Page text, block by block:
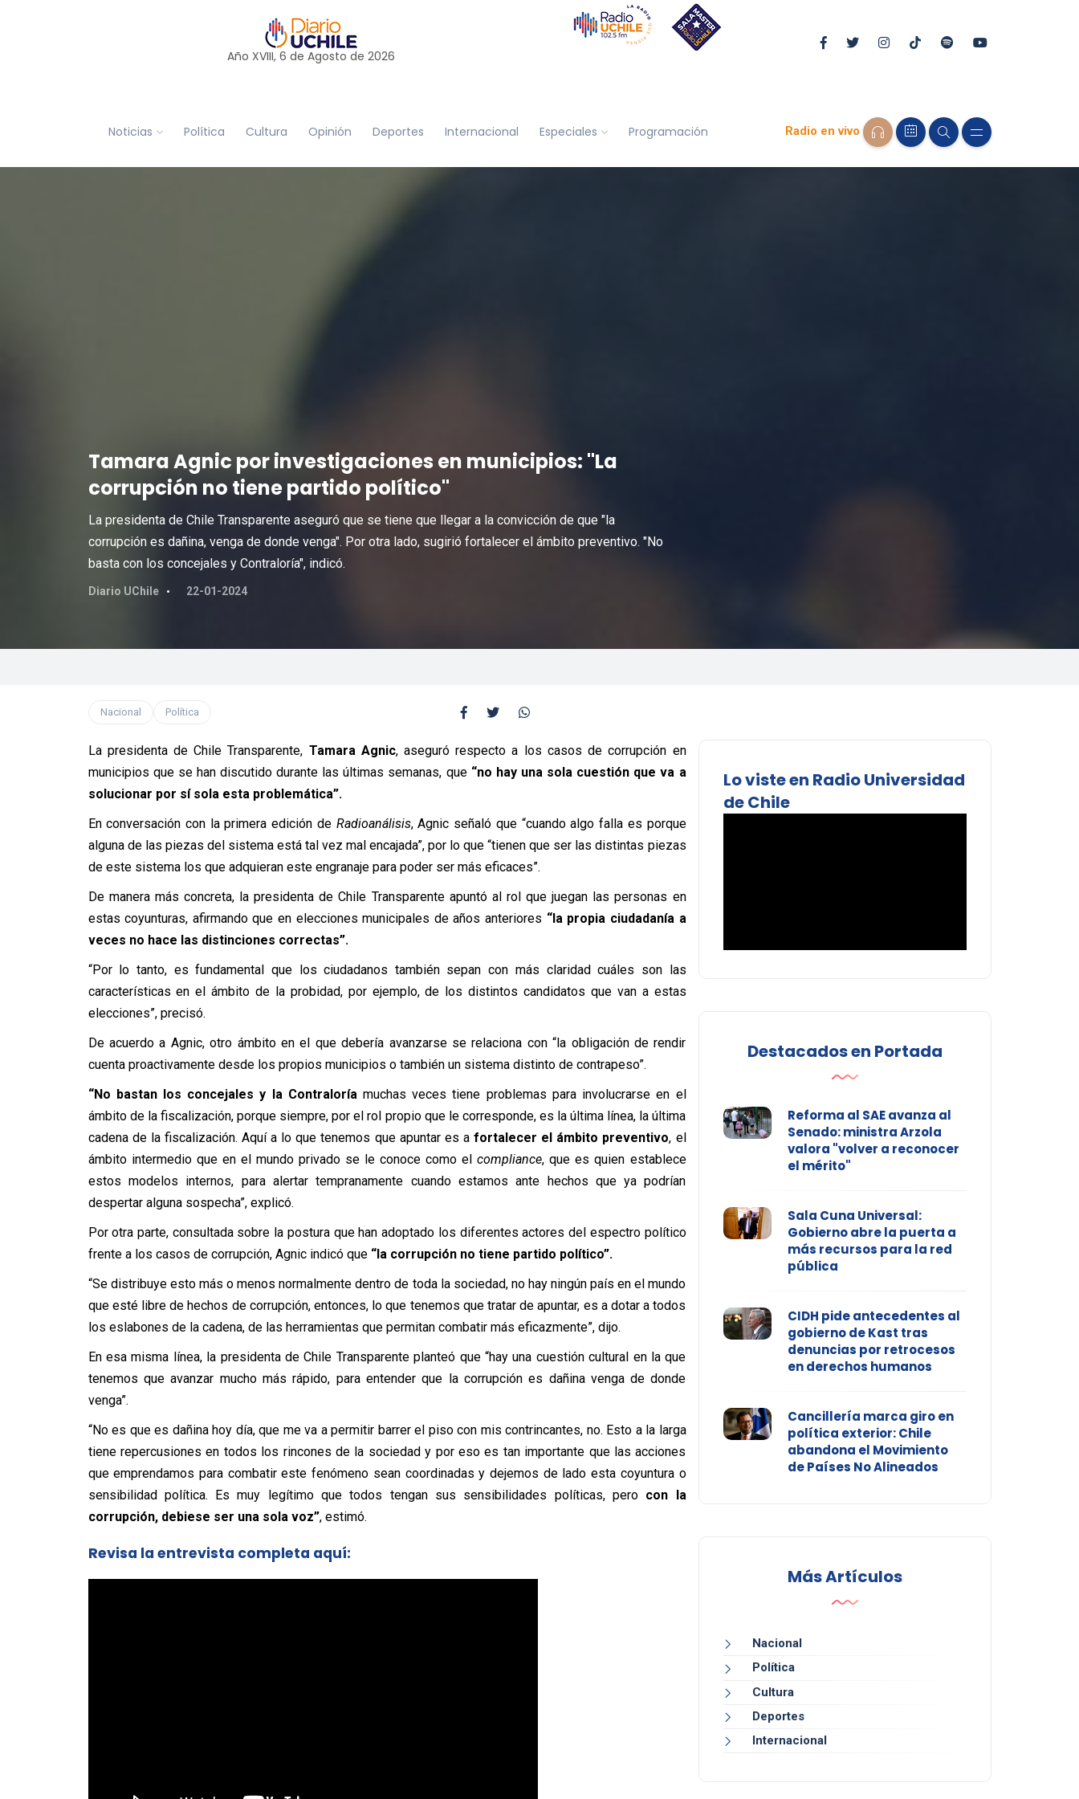
Año XVIII, 6 de Agosto de 2026
Noticias Política Cultura Opinión Deportes Internacional Especiales Programación Radio en vivo
Tamara Agnic por investigaciones en municipios: "La
corrupción no tiene partido político"
La presidenta de Chile Transparente aseguró que se tiene que llegar a la convicción de que "la
corrupción es dañina, venga de donde venga". Por otra lado, sugirió fortalecer el ámbito preventivo. "No
basta con los concejales y Contraloría", indicó.
Diario UChile 22-01-2024
Nacional Política
La presidenta de Chile Transparente, Tamara Agnic, aseguró respecto a los casos de corrupción en
municipios que se han discutido durante las últimas semanas, que “no hay una sola cuestión que va a
solucionar por sí sola esta problemática”.
En conversación con la primera edición de Radioanálisis, Agnic señaló que “cuando algo falla es porque
alguna de las piezas del sistema está tal vez mal encajada”, por lo que “tienen que ser las distintas piezas
de este sistema los que adquieran este engranaje para poder ser más eficaces”.
De manera más concreta, la presidenta de Chile Transparente apuntó al rol que juegan las personas en
estas coyunturas, afirmando que en elecciones municipales de años anteriores “la propia ciudadanía a
veces no hace las distinciones correctas”.
“Por lo tanto, es fundamental que los ciudadanos también sepan con más claridad cuáles son las
características en el ámbito de la probidad, por ejemplo, de los distintos candidatos que van a estas
elecciones”, precisó.
De acuerdo a Agnic, otro ámbito en el que debería avanzarse se relaciona con “la obligación de rendir
cuenta proactivamente desde los propios municipios o también un sistema distinto de contrapeso”.
“No bastan los concejales y la Contraloríamuchas veces tiene problemas para involucrarse en el
ámbito de la fiscalización, porque siempre, por el rol propio que le corresponde, es la última línea, la última
cadena de la fiscalización. Aquí a lo que tenemos que apuntar es afortalecer el ámbito preventivo, el
ámbito intermedio que en el mundo privado se le conoce como elcompliance, que es quien establece
estos modelos internos, para alertar tempranamente cuando estamos ante hechos que ya podrían
despertar alguna sospecha”, explicó.
Por otra parte, consultada sobre la postura que han adoptado los diferentes actores del espectro político
frente a los casos de corrupción, Agnic indicó que “la corrupción no tiene partido político”.
“Se distribuye esto más o menos normalmente dentro de toda la sociedad, no hay ningún país en el mundo
que esté libre de hechos de corrupción, entonces, lo que tenemos que tratar de apuntar, es a dotar a todos
los eslabones de la cadena, de las herramientas que permitan combatir más eficazmente”, dijo.
En esa misma línea, la presidenta de Chile Transparente planteó que “hay una cuestión cultural en la que
tenemos que avanzar mucho más rápido, para entender que la corrupción es dañina venga de donde
venga”.
“No es que es dañina hoy día, que me va a permitir barrer el piso con mis contrincantes, no. Esto a la larga
tiene repercusiones en todos los rincones de la sociedad y por eso es tan importante que las acciones
que emprendamos para combatir este fenómeno sean coordinadas y dejemos de lado esta coyuntura o
sensibilidad política. Es muy legítimo que todos tengan sus sensibilidades políticas, pero con la
corrupción, debiese ser una sola voz”, estimó.
Revisa la entrevista completa aquí:
Lo viste en Radio Universidad
de Chile
Destacados en Portada
Reforma al SAE avanza al
Senado: ministra Arzola
valora "volver a reconocer
el mérito"
Sala Cuna Universal:
Gobierno abre la puerta a
más recursos para la red
pública
CIDH pide antecedentes al
gobierno de Kast tras
denuncias por retrocesos
en derechos humanos
Cancillería marca giro en
política exterior: Chile
abandona el Movimiento
de Países No Alineados
Más Artículos
Nacional
Política
Cultura
Deportes
Internacional